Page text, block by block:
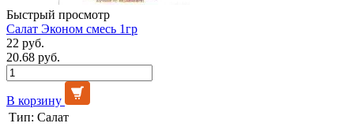
Быстрый просмотр
Салат Эконом смесь 1гр
22 руб.
20.68 руб.
В корзину
Тип: Салат